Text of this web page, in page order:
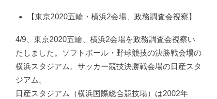
【東京2020五輪・横浜2会場、政務調査会視察】
4/9、東京2020五輪、横浜2会場を政務調査会視察い
たしました。ソフトボール・野球競技の決勝戦会場の
横浜スタジアム。サッカー競技決勝戦会場の日産スタ
ジアム。
日産スタジアム（横浜国際総合競技場）は2002年